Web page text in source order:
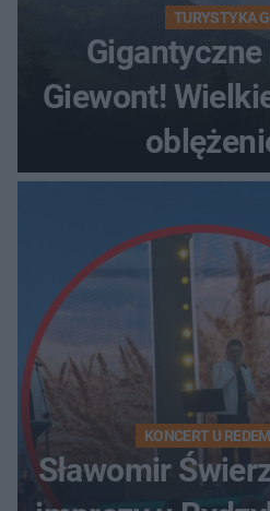
TURYSTYKA
Giewont!
KONCERT U
Sławomir